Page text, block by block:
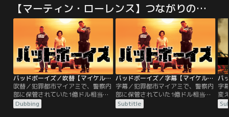
シーを大量にさばいている巨大シン
ジケートの情報を入手し、潜入捜査
に乗り込むが決定的な証拠をつかむ
には至らない。一方、マイクの恋
人、DEA【連邦麻薬捜査局】捜査官
シドも麻薬王に接近していた…。
を命じられた、マーカスとマイクは
対照的な二人だが、タッグを組めば
コワイものなしのコンビ。しかし彼
らに与えられた時間はたったの72時
間！そこに、犯人グループの内輪も
めで殺人事件が起き…。
は
ン
【マーティン・ローレンス】つながりの作品
バッドボーイズ／吹替【マイケル・ベイ監督】
吹替／犯罪都市マイアミで、警察内
部に保管されていた1億ドル相当の
ヘロインが強奪される大事件が発
生。外部に洩れる前に何としても取
Dubbing
バッドボーイズ／字幕【マイケル・ベイ監督】
字幕／犯罪都市マイアミで、警察内
部に保管されていた1億ドル相当の
ヘロインが強奪される大事件が発
生。外部に洩れる前に何としても取
Subtitle
字
変
放
マ